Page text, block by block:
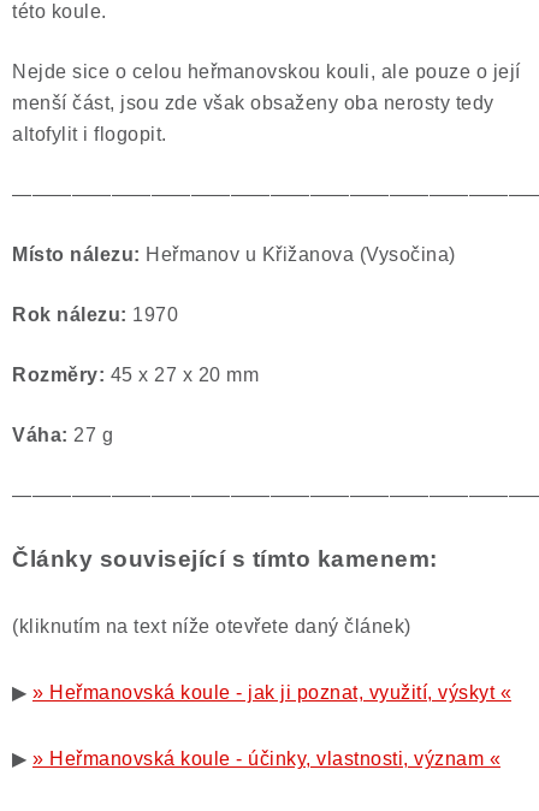
této koule.
Nejde sice o celou heřmanovskou kouli, ale pouze o její
menší část, jsou zde však obsaženy oba nerosty tedy
altofylit i flogopit.
Místo nálezu: Heřmanov u Křižanova (Vysočina)
Rok nálezu: 1970
Rozměry: 45 x 27 x 20 mm
Váha: 27 g
Články související s tímto kamenem:
(kliknutím na text níže otevřete daný článek)
▶ » Heřmanovská koule - jak ji poznat, využití, výskyt «
▶ » Heřmanovská koule - účinky, vlastnosti, význam «